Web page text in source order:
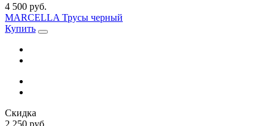
4 500 руб.
MARCELLA Трусы черный
Купить
Скидка
2 250 руб.